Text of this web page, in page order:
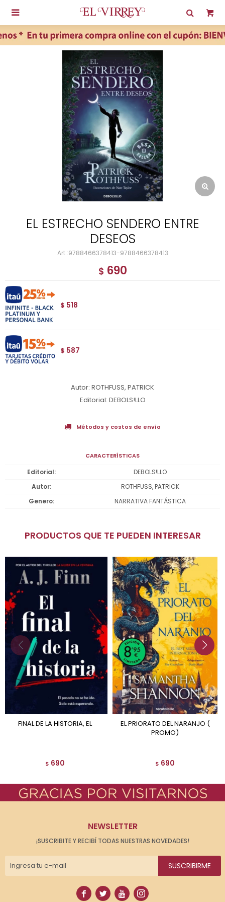

EL ESTRECHO SENDERO ENTRE
DESEOS
9788466378413-9788466378413
$ 690
$ 518
$ 587
Autor: ROTHFUSS, PATRICK
Editorial: DEBOLS!LLO
Métodos y costos de envío
CARACTERÍSTICAS
Editorial
DEBOLS!LLO
Autor
ROTHFUSS, PATRICK
Genero
NARRATIVA FANTÁSTICA
PRODUCTOS QUE TE PUEDEN INTERESAR
FINAL DE LA HISTORIA, EL
$ 690
EL PRIORATO DEL NARANJO (
PROMO)
$ 690
NEWSLETTER
¡SUSCRIBITE Y RECIBÍ TODAS NUESTRAS NOVEDADES!
SUSCRIBIRME
   